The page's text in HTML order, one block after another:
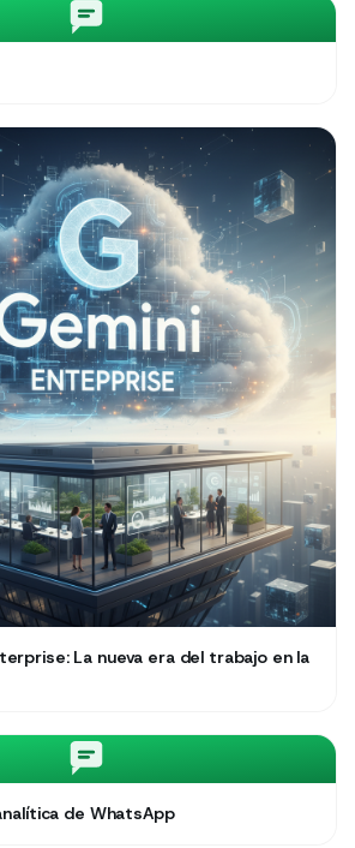
La nueva era del trabajo en la
de WhatsApp